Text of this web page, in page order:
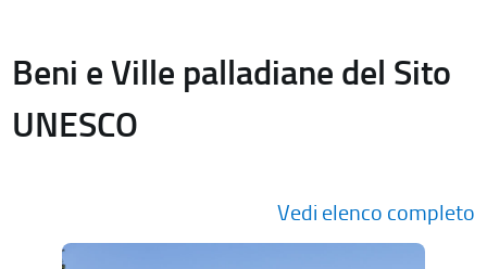
Beni e Ville palladiane del Sito
UNESCO
Vedi elenco completo